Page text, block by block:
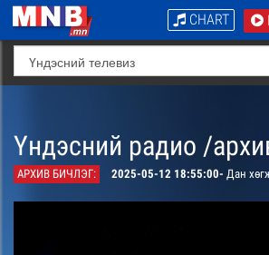
CHART
Үндэсний радио /
АРХИВ БИЧЛЭГ: 2025-05-12 18:55:00- Дан